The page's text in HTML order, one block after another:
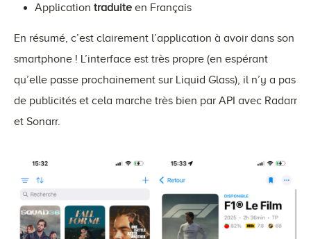
Application traduite en Français
En résumé, c’est clairement l’application à avoir dans son
smartphone ! L’interface est très propre (en espérant
qu’elle passe prochainement sur Liquid Glass), il n’y a pas
de publicités et cela marche très bien par API avec Radarr
et Sonarr.